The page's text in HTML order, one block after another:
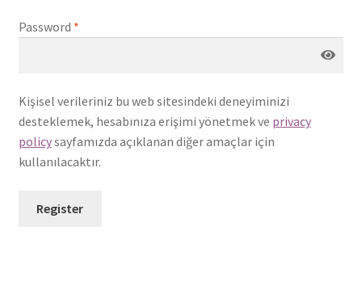
Password *
Kişisel verileriniz bu web sitesindeki deneyiminizi
desteklemek, hesabınıza erişimi yönetmek ve privacy
policysayfamızda açıklanan diğer amaçlar için
kullanılacaktır.
Register